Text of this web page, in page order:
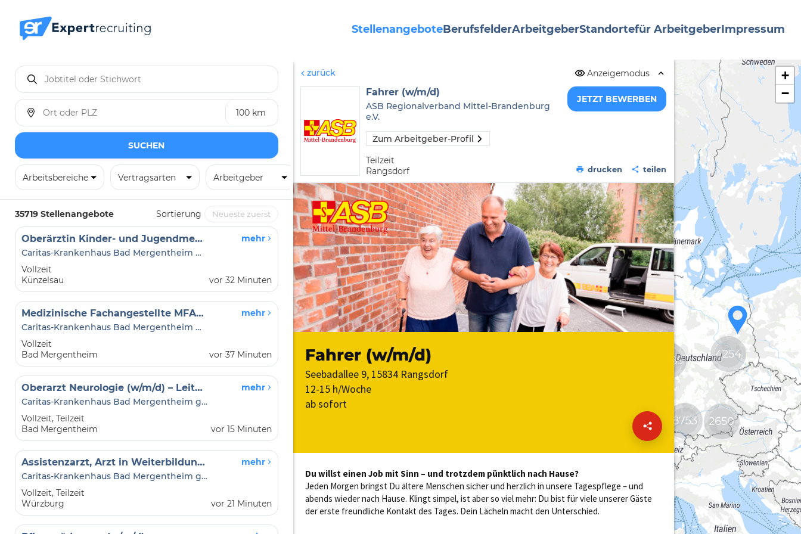
StellenangeboteBerufsfelderArbeitgeberStandortefür ArbeitgeberImpressum
SUCHEN
Arbeitsbereiche Vertragsarten Arbeitgeber
35719 Stellenangebote Sortierung
Oberärztin Kinder- und Jugendmedizin (w/m/d)
Caritas-Krankenhaus Bad Mergentheim gGmbH
Vollzeit
Künzelsau
mehr
vor 32 Minuten
Medizinische Fachangestellte MFA Arbeitsmedizin (w/m/d)
Caritas-Krankenhaus Bad Mergentheim gGmbH
Vollzeit
Bad Mergentheim
mehr
vor 37 Minuten
Oberarzt Neurologie (w/m/d) – Leitung der regionalen Stroke Unit (DSG-zertifiziert)
Caritas-Krankenhaus Bad Mergentheim gGmbH
Vollzeit, Teilzeit
Bad Mergentheim
mehr
vor 15 Minuten
Assistenzarzt, Arzt in Weiterbildung Anästhesie und Intensivmedizin (w/m/d)
Caritas-Krankenhaus Bad Mergentheim gGmbH
Vollzeit, Teilzeit
Würzburg
mehr
vor 21 Minuten
zurück Anzeigemodus
Fahrer (w/m/d)
ASB Regionalverband Mittel-Brandenburg
e.V.
Zum Arbeitgeber-Profil
Teilzeit
Rangsdorf
JETZT BEWERBEN
drucken teilen
19589
8753
4254
2650
+
−